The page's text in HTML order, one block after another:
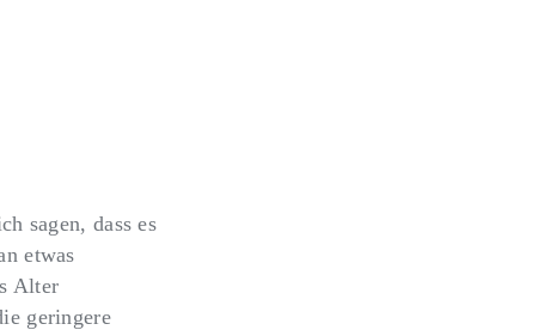
sagen, dass es
etwas
Alter
geringere